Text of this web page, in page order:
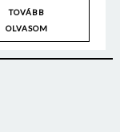
TOVÁBB
OLVASOM